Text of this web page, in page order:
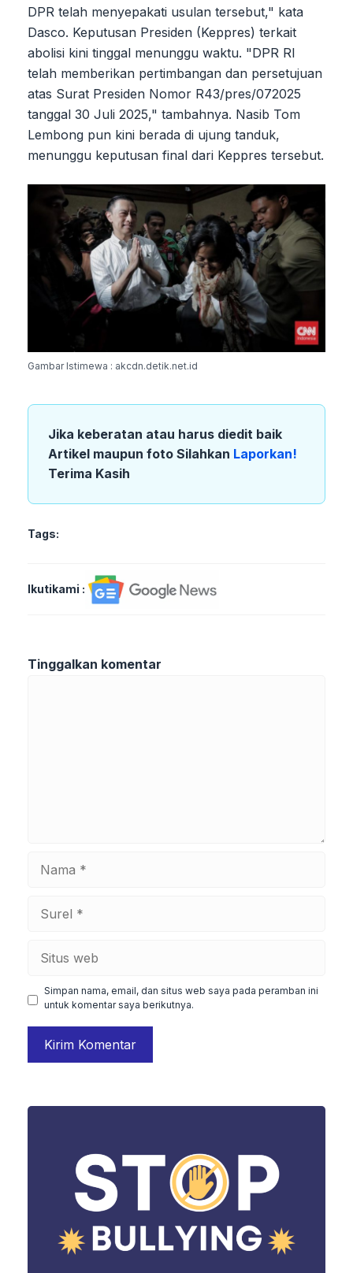
DPR telah menyepakati usulan tersebut," kata
Dasco. Keputusan Presiden (Keppres) terkait
abolisi kini tinggal menunggu waktu. "DPR RI
telah memberikan pertimbangan dan persetujuan
atas Surat Presiden Nomor R43/pres/072025
tanggal 30 Juli 2025," tambahnya. Nasib Tom
Lembong pun kini berada di ujung tanduk,
menunggu keputusan final dari Keppres tersebut.
Gambar Istimewa : akcdn.detik.net.id
Jika keberatan atau harus diedit baik
Artikel maupun foto Silahkan Laporkan!
Terima Kasih
Tags:
Ikutikami :
Tinggalkan komentar
Simpan nama, email, dan situs web saya pada peramban ini
untuk komentar saya berikutnya.